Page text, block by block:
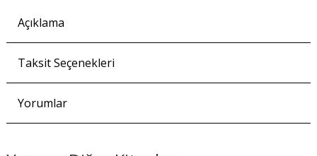
Açıklama
Taksit Seçenekleri
Yorumlar